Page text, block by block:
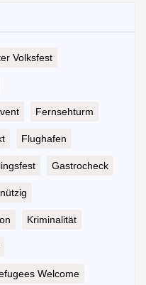
Volksfest
Fernsehturm
Flughafen
Gastrocheck
Kriminalität
Welcome